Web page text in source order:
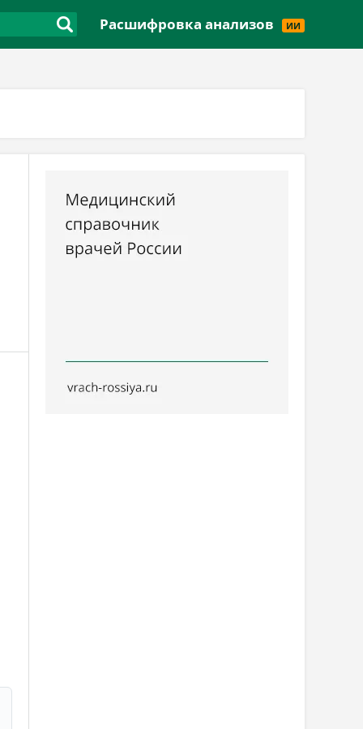
Расшифровка анализов ИИ